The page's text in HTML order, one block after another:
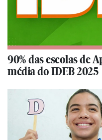
90% das escolas de
média do IDEB 2025